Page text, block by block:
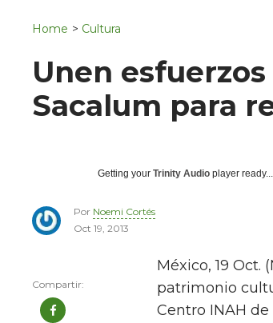
Home > Cultura
Unen
Sacalum para
Getting your Trinity Audio player ready...
Por Noemi Cortés
Oct 19, 2013
México, 19 Oct.
patrimonio
Centro INAH